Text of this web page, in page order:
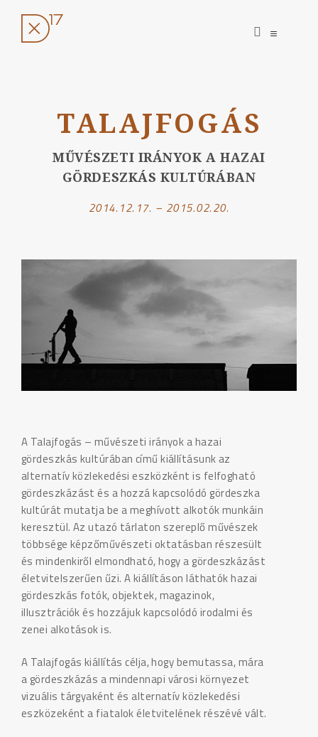
tartalomhoz
open
open
TALAJFOGÁS
MŰVÉSZETI IRÁNYOK A HAZAI
GÖRDESZKÁS KULTÚRÁBAN
2014.12.17. – 2015.02.20.
A Talajfogás – művészeti irányok a hazai
gördeszkás kultúrában című kiállításunk az
alternatív közlekedési eszközként is felfogható
gördeszkázást és a hozzá kapcsolódó gördeszka
kultúrát mutatja be a meghívott alkotók munkáin
keresztül. Az utazó tárlaton szereplő művészek
többsége képzőművészeti oktatásban részesült
és mindenkiről elmondható, hogy a gördeszkázást
életvitelszerűen űzi. A kiállításon láthatók hazai
gördeszkás fotók, objektek, magazinok,
illusztrációk és hozzájuk kapcsolódó irodalmi és
zenei alkotások is.
A Talajfogás kiállítás célja, hogy bemutassa, mára
a gördeszkázás a mindennapi városi környezet
vizuális tárgyaként és alternatív közlekedési
eszközeként a fiatalok életvitelének részévé vált.